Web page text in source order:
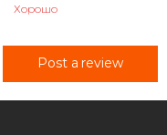
Хорошо
Post a review